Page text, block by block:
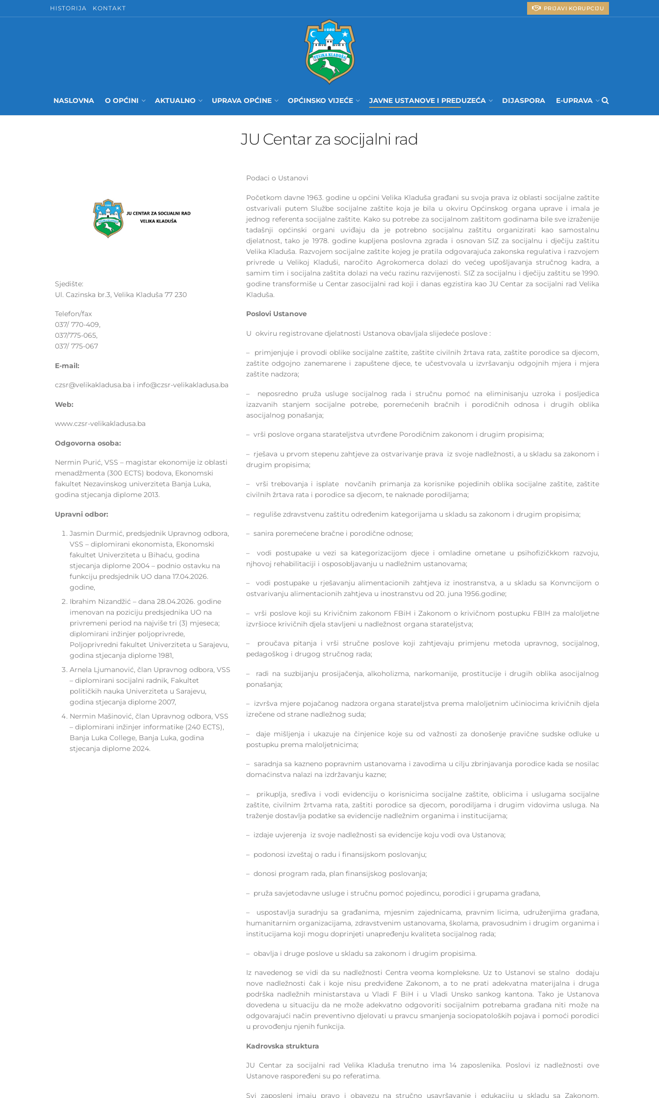
HISTORIJA KONTAKT PRIJAVI KORUPCIJU
NASLOVNA O OPĆINI AKTUALNO UPRAVA OPĆINE OPĆINSKO VIJEĆE JAVNE USTANOVE I PREDUZEĆA DIJASPORA E-UPRAVA
JU Centar za socijalni rad
Sjedište:
Ul. Cazinska br.3, Velika Kladuša 77 230
Telefon/fax
037/ 770-409,
037/775-065,
037/ 775-067
E-mail:
czsr@velikakladusa.ba i info@czsr-velikakladusa.ba
Web:
www.czsr-velikakladusa.ba
Odgovorna osoba:
Nermin Purić, VSS – magistar ekonomije iz oblasti
menadžmenta (300 ECTS) bodova, Ekonomski
fakultet Nezavinskog univerziteta Banja Luka,
godina stjecanja diplome 2013.
Upravni odbor:
Jasmin Durmić, predsjednik Upravnog odbora,
VSS – diplomirani ekonomista, Ekonomski
fakultet Univerziteta u Bihaću, godina
stjecanja diplome 2004 – podnio ostavku na
funkciju predsjednik UO dana 17.04.2026.
godine,
Ibrahim Nizandžić – dana 28.04.2026. godine
imenovan na poziciju predsjednika UO na
privremeni period na najviše tri (3) mjeseca;
diplomirani inžinjer poljoprivrede,
Poljoprivredni fakultet Univerziteta u Sarajevu,
godina stjecanja diplome 1981,
Arnela Ljumanović, član Upravnog odbora, VSS
– diplomirani socijalni radnik, Fakultet
političkih nauka Univerziteta u Sarajevu,
godina stjecanja diplome 2007,
Nermin Mašinović, član Upravnog odbora, VSS
– diplomirani inžinjer informatike (240 ECTS),
Banja Luka College, Banja Luka, godina
stjecanja diplome 2024.
Podaci o Ustanovi
Početkom davne 1963. godine u općini Velika Kladuša građani su svoja prava iz oblasti socijalne zaštite
ostvarivali putem Službe socijalne zaštite koja je bila u okviru Općinskog organa uprave i imala je
jednog referenta socijalne zaštite. Kako su potrebe za socijalnom zaštitom godinama bile sve izraženije
tadašnji općinski organi uviđaju da je potrebno socijalnu zaštitu organizirati kao samostalnu
djelatnost, tako je 1978. godine kupljena poslovna zgrada i osnovan SIZ za socijalnu i dječiju zaštitu
Velika Kladuša. Razvojem socijalne zaštite kojeg je pratila odgovarajuća zakonska regulativa i razvojem
privrede u Velikoj Kladuši, naročito Agrokomerca dolazi do većeg upošljavanja stručnog kadra, a
samim tim i socijalna zaštita dolazi na veću razinu razvijenosti. SIZ za socijalnu i dječiju zaštitu se 1990.
godine transformiše u Centar zasocijalni rad koji i danas egzistira kao JU Centar za socijalni rad Velika
Kladuša.
Poslovi Ustanove
U okviru registrovane djelatnosti Ustanova obavljala slijedeće poslove :
– primjenjuje i provodi oblike socijalne zaštite, zaštite civilnih žrtava rata, zaštite porodice sa djecom,
zaštite odgojno zanemarene i zapuštene djece, te učestvovala u izvršavanju odgojnih mjera i mjera
zaštite nadzora;
– neposredno pruža usluge socijalnog rada i stručnu pomoć na eliminisanju uzroka i posljedica
izazvanih stanjem socijalne potrebe, poremećenih bračnih i porodičnih odnosa i drugih oblika
asocijalnog ponašanja;
– vrši poslove organa starateljstva utvrđene Porodičnim zakonom i drugim propisima;
– rješava u prvom stepenu zahtjeve za ostvarivanje prava iz svoje nadležnosti, a u skladu sa zakonom i
drugim propisima;
– vrši trebovanja i isplate novčanih primanja za korisnike pojedinih oblika socijalne zaštite, zaštite
civilnih žrtava rata i porodice sa djecom, te naknade porodiljama;
– reguliše zdravstvenu zaštitu određenim kategorijama u skladu sa zakonom i drugim propisima;
– sanira poremećene bračne i porodične odnose;
– vodi postupake u vezi sa kategorizacijom djece i omladine ometane u psihofizičkkom razvoju,
njhovoj rehabilitaciji i osposobljavanju u nadležnim ustanovama;
– vodi postupake u rješavanju alimentacionih zahtjeva iz inostranstva, a u skladu sa Konvncijom o
ostvarivanju alimentacionih zahtjeva u inostranstvu od 20. juna 1956.godine;
– vrši poslove koji su Krivičnim zakonom FBiH i Zakonom o krivičnom postupku FBIH za maloljetne
izvršioce krivičnih djela stavljeni u nadležnost organa starateljstva;
– proučava pitanja i vrši stručne poslove koji zahtjevaju primjenu metoda upravnog, socijalnog,
pedagoškog i drugog stručnog rada;
– radi na suzbijanju prosijačenja, alkoholizma, narkomanije, prostitucije i drugih oblika asocijalnog
ponašanja;
– izvršva mjere pojačanog nadzora organa starateljstva prema maloljetnim učiniocima krivičnih djela
izrečene od strane nadležnog suda;
– daje mišljenja i ukazuje na činjenice koje su od važnosti za donošenje pravične sudske odluke u
postupku prema maloljetnicima;
– saradnja sa kazneno popravnim ustanovama i zavodima u cilju zbrinjavanja porodice kada se nosilac
domaćinstva nalazi na izdržavanju kazne;
– prikuplja, sređiva i vodi evidenciju o korisnicima socijalne zaštite, oblicima i uslugama socijalne
zaštite, civilnim žrtvama rata, zaštiti porodice sa djecom, porodiljama i drugim vidovima usluga. Na
traženje dostavlja podatke sa evidencije nadležnim organima i institucijama;
– izdaje uvjerenja iz svoje nadležnosti sa evidencije koju vodi ova Ustanova;
– podonosi izveštaj o radu i finansijskom poslovanju;
– donosi program rada, plan finansijskog poslovanja;
– pruža savjetodavne usluge i stručnu pomoć pojedincu, porodici i grupama građana,
– uspostavlja suradnju sa građanima, mjesnim zajednicama, pravnim licima, udruženjima građana,
humanitarnim organizacijama, zdravstvenim ustanovama, školama, pravosudnim i drugim organima i
institucijama koji mogu doprinjeti unapređenju kvaliteta socijalnog rada;
– obavlja i druge poslove u skladu sa zakonom i drugim propisima.
Iz navedenog se vidi da su nadležnosti Centra veoma kompleksne. Uz to Ustanovi se stalno dodaju
nove nadležnosti čak i koje nisu predviđene Zakonom, a to ne prati adekvatna materijalna i druga
podrška nadležnih ministarstava u Vladi F BiH i u Vladi Unsko sankog kantona. Tako je Ustanova
dovedena u situaciju da ne može adekvatno odgovoriti socijalnim potrebama građana niti može na
odgovarajući način preventivno djelovati u pravcu smanjenja sociopatoloških pojava i pomoći porodici
u provođenju njenih funkcija.
Kadrovska struktura
JU Centar za socijalni rad Velika Kladuša trenutno ima 14 zaposlenika. Poslovi iz nadležnosti ove
Ustanove raspoređeni su po referatima.
Svi zaposleni imaju pravo i obavezu na stručno usavršavanje i edukaciju u skladu sa Zakonom.